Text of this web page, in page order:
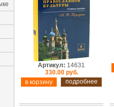
Артикул: 14631
330.00 руб.
подробнее